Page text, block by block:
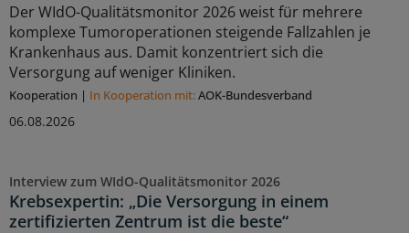
Der WIdO-Qualitätsmonitor 2026 weist für mehrere
komplexe Tumoroperationen steigende Fallzahlen je
Krankenhaus aus. Damit konzentriert sich die
Versorgung auf weniger Kliniken.
Kooperation | In Kooperation mit:AOK-Bundesverband
06.08.2026
Interview zum WIdO-Qualitätsmonitor 2026
Krebsexpertin: „Die Versorgung in einem
zertifizierten Zentrum ist die beste“